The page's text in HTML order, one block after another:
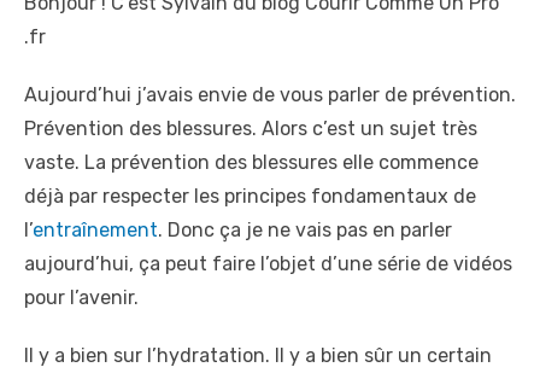
.fr
Aujourd’hui j’avais envie de vous parler de prévention.
Prévention des blessures. Alors c’est un sujet très
vaste. La prévention des blessures elle commence
déjà par respecter les principes fondamentaux de
l’entraînement. Donc ça je ne vais pas en parler
aujourd’hui, ça peut faire l’objet d’une série de vidéos
pour l’avenir.
Il y a bien sur l’hydratation. Il y a bien sûr un certain